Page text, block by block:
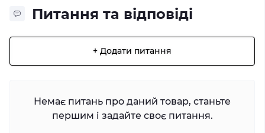
Питання та відповіді
+ Додати питання
Немає питань про даний товар, станьте
першим і задайте своє питання.